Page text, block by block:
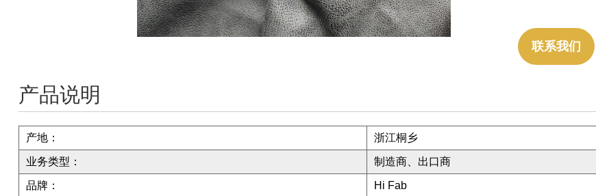
联系我们
产品说明
产地： 浙江桐乡
业务类型： 制造商、出口商
品牌： Hi Fab